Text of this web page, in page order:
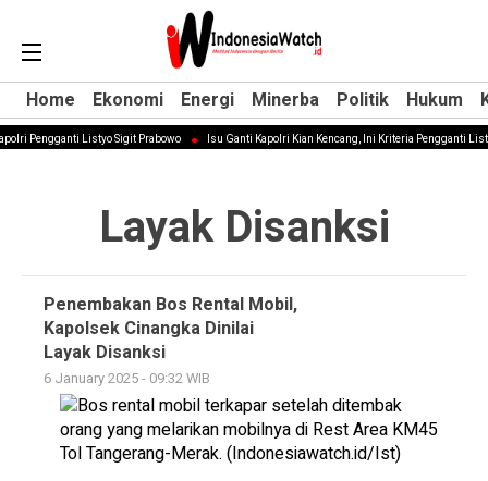
Home Ekonomi Energi Minerba Politik Hukum
Home Ekonomi Energi Minerba Politik Hukum
Pengganti Listyo Sigit Prabowo Isu Ganti Kapolri Kian Kencang, Ini Kriteria Pengganti
Layak Disanksi
Penembakan Bos Rental Mobil,
Kapolsek Cinangka Dinilai
Layak Disanksi
6 January 2025 - 09:32 WIB